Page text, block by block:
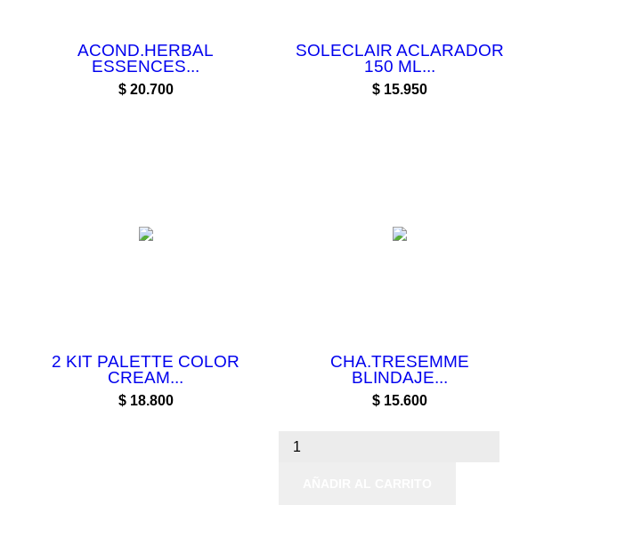
ACOND.HERBAL
ESSENCES...
Precio
$ 20.700
SOLECLAIR ACLARADOR
150 ML...
Precio
$ 15.950
2 KIT PALETTE COLOR
CREAM...
Precio
$ 18.800
CHA.TRESEMME
BLINDAJE...
Precio
$ 15.600